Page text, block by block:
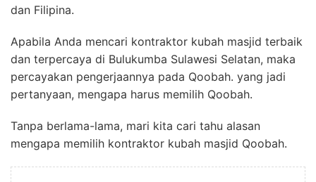
dan Filipina.
Apabila Anda mencari kontraktor kubah masjid terbaik
dan terpercaya di Bulukumba Sulawesi Selatan, maka
percayakan pengerjaannya pada Qoobah. yang jadi
pertanyaan, mengapa harus memilih Qoobah.
Tanpa berlama-lama, mari kita cari tahu alasan
mengapa memilih kontraktor kubah masjid Qoobah.